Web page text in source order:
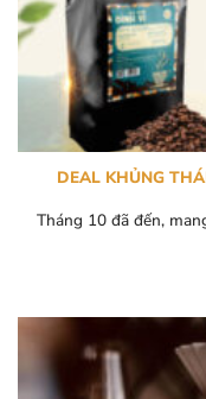
DEAL KHỦNG
Tháng 10 đã đến,